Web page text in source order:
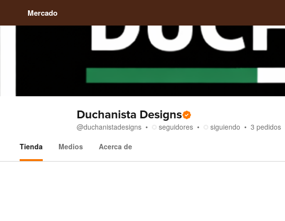
Mercado
Duchanista Designs
@duchanistadesigns seguidores siguiendo 3 pedidos
Tienda
Medios Acerca de